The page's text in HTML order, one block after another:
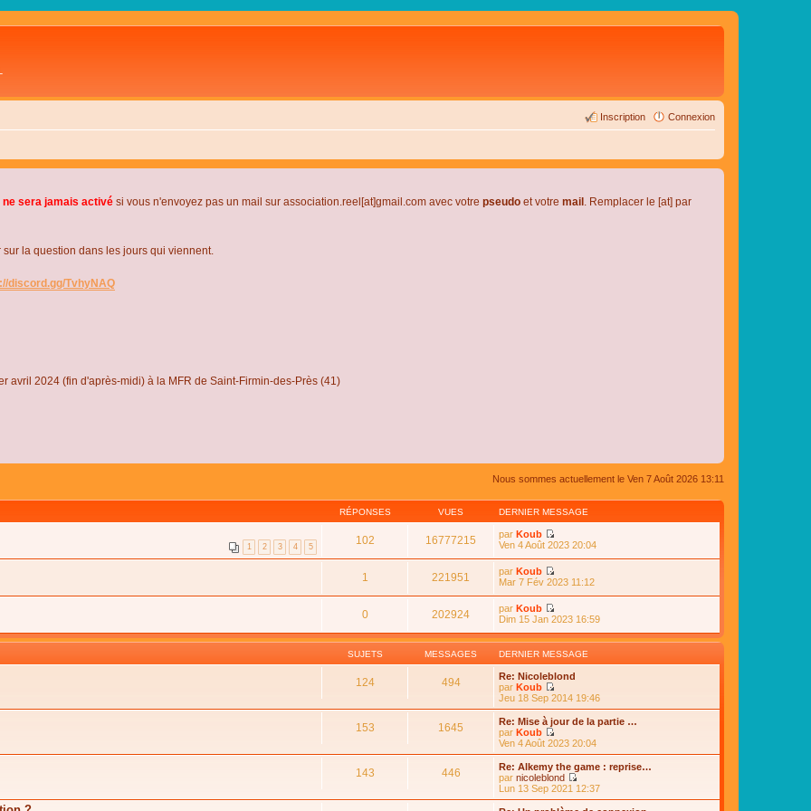
Connexion
Inscription
sera jamais activé si vous n'envoyez pas un mail sur association.reel[at]gmail.com avec votre pseudo et votre mail . Remplacer le [at] par
la question dans les jours qui viennent.
discord.gg/TvhyNAQ
avril 2024 (fin d'après-midi) à la MFR de Saint-Firmin-des-Près (41)
Nous sommes actuellement le Ven 7 Août 2026 13:11
RÉPONSES VUES DERNIER MESSAGE
1 2 3 4 5 102 16777215 par Koub
C
u
l
e
l
e
d
e
n
r
m
e
s
a
g
e
Ven 4 Août 2023 20:04
1 221951 par Koub
C
u
l
t
e
r
l
d
e
r
i
e
r
m
e
s
s
Mar 7 Fév 2023 11:12
0 202924 par Koub
C
n
s
u
l
t
e
r
e
e
r
n
i
e
r
Dim 15 Jan 2023 16:59
SUJETS MESSAGES DERNIER MESSAGE
124 494
Re: Nicoleblond
par Koub
C
o
n
s
u
l
e
r
l
Jeu 18 Sep 2014 19:46
153 1645
Re: Mise à jour de la partie …
par Koub
C
o
n
s
u
l
t
Ven 4 Août 2023 20:04
143 446
Re: Alkemy the game : reprise…
par nicoleblond
C
o
n
Lun 13 Sep 2021 12:37